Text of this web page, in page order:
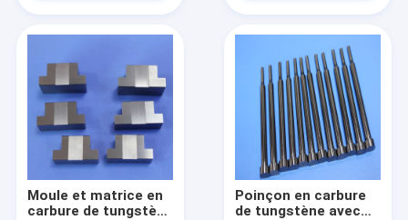
Moule et matrice en
carbure de tungstène
Poinçon en carbure
de tungstène avec